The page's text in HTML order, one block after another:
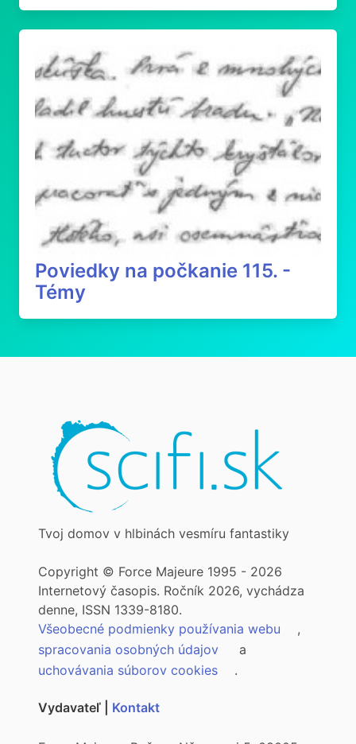
Poviedky na počkanie 115. -
Témy
Tvoj domov v hlbinách vesmíru fantastiky
Copyright © Force Majeure 1995 - 2026
Internetový časopis. Ročník 2026, vychádza
denne, ISSN 1339-8180.
Všeobecné podmienky používania webu
,
spracovania osobných údajov
a
uchovávania súborov cookies
.
Vydavateľ | Kontakt